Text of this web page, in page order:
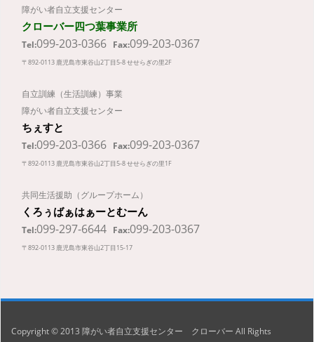
障がい者自立支援センター
クローバー四つ葉事業所
Tel:099-203-0366 Fax:099-203-0367
〒892-0113 鹿児島市東谷山2丁目5-8 せせらぎの里2F
自立訓練（生活訓練）事業
障がい者自立支援センター
ちぇすと
Tel:099-203-0366 Fax:099-203-0367
〒892-0113 鹿児島市東谷山2丁目5-8 せせらぎの里1F
共同生活援助（グループホーム）
くろぅばぁはぁーとむーん
Tel:099-297-6644 Fax:099-203-0367
〒892-0113 鹿児島市東谷山2丁目15-17
Copyright © 2013 障がい者自立支援センター クローバー All Rights